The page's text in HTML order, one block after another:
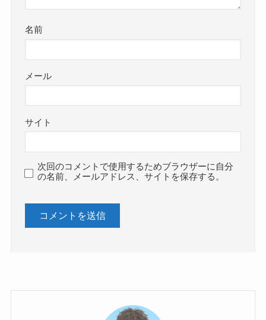
名前
メール
サイト
次回のコメントで使用するためブラウザーに自分
の名前、メールアドレス、サイトを保存する。